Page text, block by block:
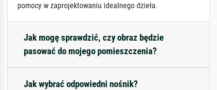
pomocy w zaprojektowaniu idealnego dzieła.
Jak mogę sprawdzić, czy obraz będzie
pasować do mojego pomieszczenia?
Jak wybrać odpowiedni nośnik?